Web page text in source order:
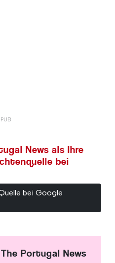
News als Ihre
bei
bei Google
Portugal News